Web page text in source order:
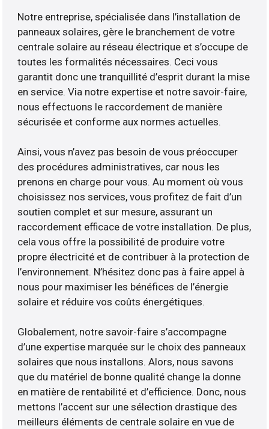
Notre entreprise, spécialisée dans l’installation de
panneaux solaires, gère le branchement de votre
centrale solaire au réseau électrique et s’occupe de
toutes les formalités nécessaires. Ceci vous
garantit donc une tranquillité d’esprit durant la mise
en service. Via notre expertise et notre savoir-faire,
nous effectuons le raccordement de manière
sécurisée et conforme aux normes actuelles.
Ainsi, vous n’avez pas besoin de vous préoccuper
des procédures administratives, car nous les
prenons en charge pour vous. Au moment où vous
choisissez nos services, vous profitez de fait d’un
soutien complet et sur mesure, assurant un
raccordement efficace de votre installation. De plus,
cela vous offre la possibilité de produire votre
propre électricité et de contribuer à la protection de
l’environnement. N’hésitez donc pas à faire appel à
nous pour maximiser les bénéfices de l’énergie
solaire et réduire vos coûts énergétiques.
Globalement, notre savoir-faire s’accompagne
d’une expertise marquée sur le choix des panneaux
solaires que nous installons. Alors, nous savons
que du matériel de bonne qualité change la donne
en matière de rentabilité et d’efficience. Donc, nous
mettons l’accent sur une sélection drastique des
meilleurs éléments de centrale solaire en vue de